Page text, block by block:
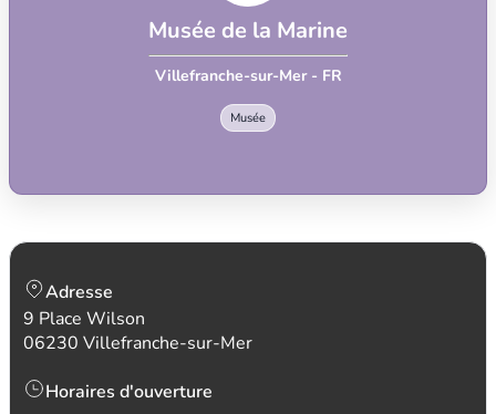
Musée de la Marine
Villefranche-sur-Mer - FR
Musée
Adresse
9 Place Wilson
06230 Villefranche-sur-Mer
Horaires d'ouverture